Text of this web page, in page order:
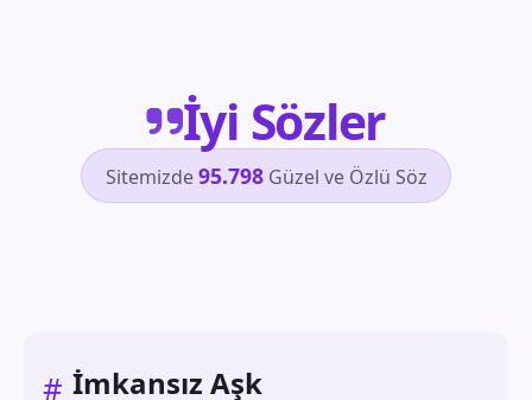
İyi Sözler
Sitemizde95.798Güzel ve Özlü Söz
# İmkansız Aşk